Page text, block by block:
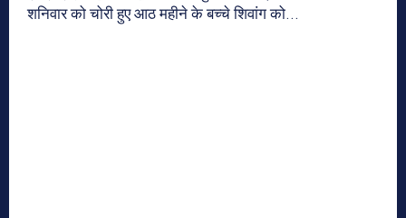
शनिवार को चोरी हुए आठ महीने के बच्चे शिवांग को...